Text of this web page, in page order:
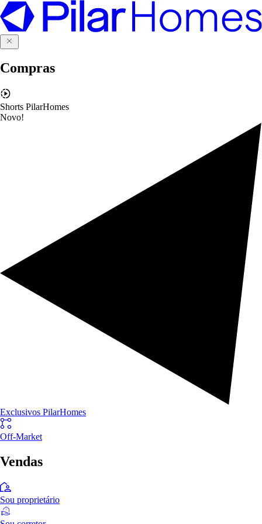
Compras
Shorts PilarHomes
Novo!
Exclusivos PilarHomes
Off-Market
Vendas
Sou proprietário